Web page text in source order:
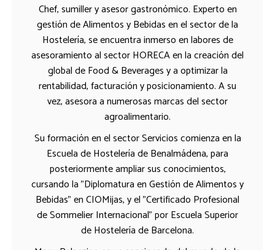
Chef, sumiller y asesor gastronómico. Experto en
gestión de Alimentos y Bebidas en el sector de la
Hostelería, se encuentra inmerso en labores de
asesoramiento al sector HORECA en la creación del
global de Food & Beverages y a optimizar la
rentabilidad, facturación y posicionamiento. A su
vez, asesora a numerosas marcas del sector
agroalimentario.
Su formación en el sector Servicios comienza en la
Escuela de Hostelería de Benalmádena, para
posteriormente ampliar sus conocimientos,
cursando la "Diplomatura en Gestión de Alimentos y
Bebidas" en CIOMijas, y el "Certificado Profesional
de Sommelier Internacional" por Escuela Superior
de Hostelería de Barcelona.